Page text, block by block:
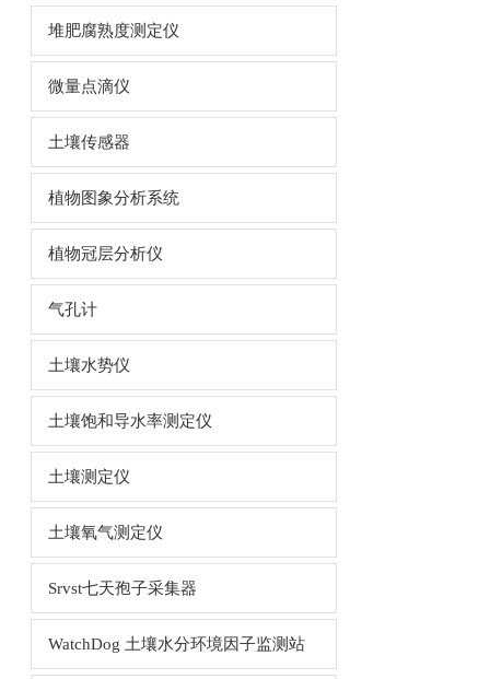
堆肥腐熟度测定仪
微量点滴仪
土壤传感器
植物图象分析系统
植物冠层分析仪
气孔计
土壤水势仪
土壤饱和导水率测定仪
土壤测定仪
土壤氧气测定仪
Srvst七天孢子采集器
WatchDog 土壤水分环境因子监测站